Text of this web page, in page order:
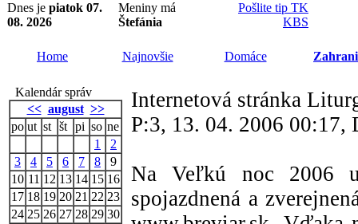
Dnes je piatok 07.
08. 2026
Meniny má
Štefánia
Pošlite tip TK
KBS
Home Najnovšie Domáce
Kalendár správ
<< august >>
po ut st št pi so ne
1
2
3
4 5 6 7 8
9
10 11 12 13 14 15 16
17 18 19 20 21 22 23
24 25 26 27 28 29 30
Internetová stránka
P:3, 13. 04. 2006 00:17,
Na Veľkú noc 2006
spojazdnená a